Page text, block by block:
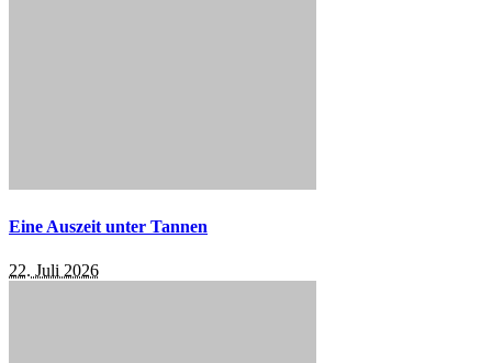
Eine Auszeit unter Tannen
22. Juli 2026